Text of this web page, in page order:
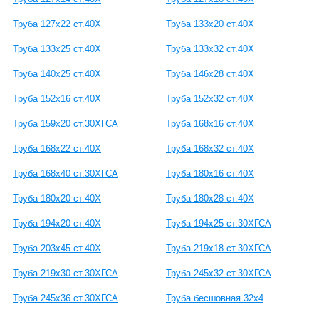
Труба 127х22 ст.40Х Труба 133х20 ст.40Х
Труба 133х25 ст.40Х Труба 133х32 ст.40Х
Труба 140х25 ст.40Х Труба 146х28 ст.40Х
Труба 152х16 ст.40Х Труба 152х32 ст.40Х
Труба 159х20 ст.30ХГСА Труба 168х16 ст.40Х
Труба 168х22 ст.40Х Труба 168х32 ст.40Х
Труба 168х40 ст.30ХГСА Труба 180х16 ст.40Х
Труба 180х20 ст.40Х Труба 180х28 ст.40Х
Труба 194х20 ст.40Х Труба 194х25 ст.30ХГСА
Труба 203х45 ст.40Х Труба 219х18 ст.30ХГСА
Труба 219х30 ст.30ХГСА Труба 245х32 ст.30ХГСА
Труба 245х36 ст.30ХГСА Труба бесшовная 32х4